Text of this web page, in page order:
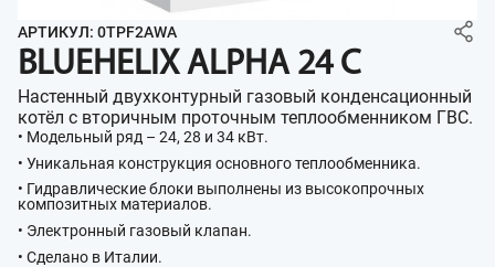
АРТИКУЛ: 0TPF2AWA
BLUEHELIX ALPHA 24 C
Настенный двухконтурный газовый конденсационный
котёл с вторичным проточным теплообменником ГВС.
• Модельный ряд – 24, 28 и 34 кВт.
• Уникальная конструкция основного теплообменника.
• Гидравлические блоки выполнены из высокопрочных
композитных материалов.
• Электронный газовый клапан.
• Сделано в Италии.